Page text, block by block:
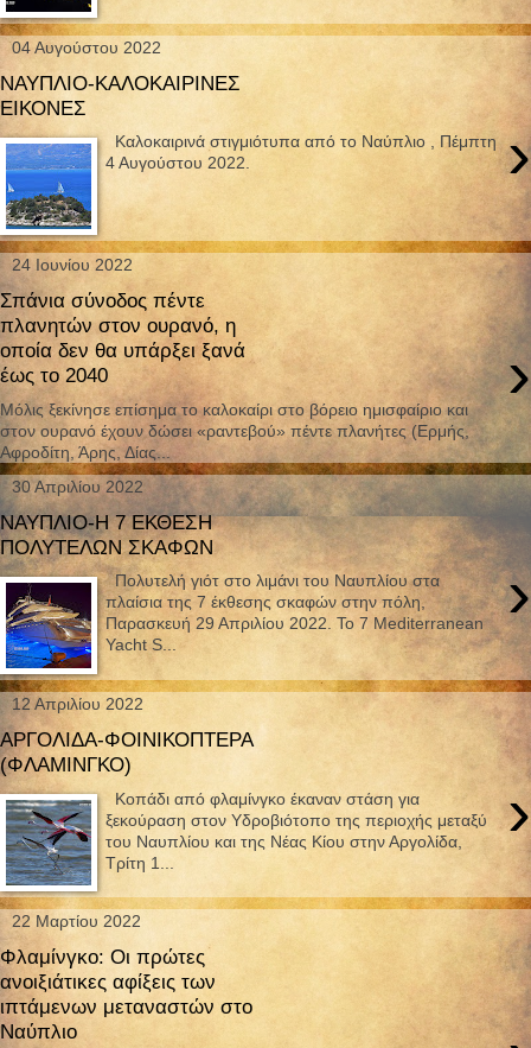
04 Αυγούστου 2022
ΝΑΥΠΛΙΟ-ΚΑΛΟΚΑΙΡΙΝΕΣ
ΕΙΚΟΝΕΣ
›
Καλοκαιρινά στιγμιότυπα από το Ναύπλιο , Πέμπτη
4 Αυγούστου 2022.
24 Ιουνίου 2022
Σπάνια σύνοδος πέντε
πλανητών στον ουρανό, η
οποία δεν θα υπάρξει ξανά
έως το 2040
›
Μόλις ξεκίνησε επίσημα το καλοκαίρι στο βόρειο ημισφαίριο και
στον ουρανό έχουν δώσει «ραντεβού» πέντε πλανήτες (Ερμής,
Αφροδίτη, Άρης, Δίας...
30 Απριλίου 2022
ΝΑΥΠΛΙΟ-Η 7 ΕΚΘΕΣΗ
ΠΟΛΥΤΕΛΩΝ ΣΚΑΦΩΝ
›
Πολυτελή γιότ στο λιμάνι του Ναυπλίου στα
πλαίσια της 7 έκθεσης σκαφών στην πόλη,
Παρασκευή 29 Απριλίου 2022. Το 7 Mediterranean
Yacht S...
12 Απριλίου 2022
ΑΡΓΟΛΙΔΑ-ΦΟΙΝΙΚΟΠΤΕΡΑ
(ΦΛΑΜΙΝΓΚΟ)
›
Κοπάδι από φλαμίνγκο έκαναν στάση για
ξεκούραση στον Υδροβιότοπο της περιοχής μεταξύ
του Ναυπλίου και της Νέας Κίου στην Αργολίδα,
Τρίτη 1...
22 Μαρτίου 2022
Φλαμίνγκο: Οι πρώτες
ανοιξιάτικες αφίξεις των
ιπτάμενων μεταναστών στο
Ναύπλιο